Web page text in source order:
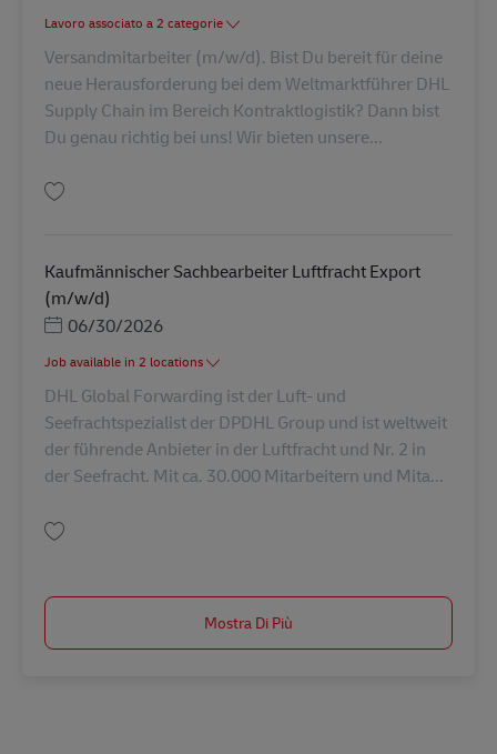
Lavoro associato a 2 categorie
Versandmitarbeiter (m/w/d). Bist Du bereit für deine
neue Herausforderung bei dem Weltmarktführer DHL
Supply Chain im Bereich Kontraktlogistik? Dann bist
Du genau richtig bei uns! Wir bieten unsere...
Kaufmännischer Sachbearbeiter Luftfracht Export
(m/w/d)
Posted Date
06/30/2026
Job available in 2 locations
DHL Global Forwarding ist der Luft- und
Seefrachtspezialist der DPDHL Group und ist weltweit
der führende Anbieter in der Luftfracht und Nr. 2 in
der Seefracht. Mit ca. 30.000 Mitarbeitern und Mita...
Mostra Di Più